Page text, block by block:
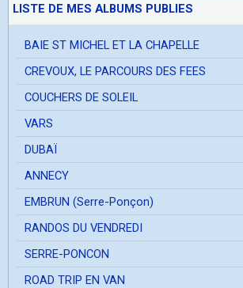
LISTE DE MES ALBUMS PUBLIES
BAIE ST MICHEL ET LA CHAPELLE
CREVOUX, LE PARCOURS DES FEES
COUCHERS DE SOLEIL
VARS
DUBAÏ
ANNECY
EMBRUN (Serre-Ponçon)
RANDOS DU VENDREDI
SERRE-PONCON
ROAD TRIP EN VAN